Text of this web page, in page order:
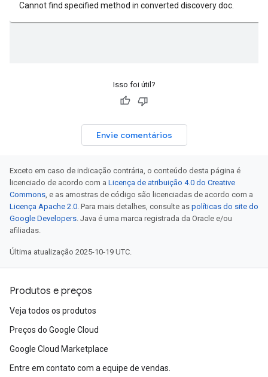
Isso foi útil?
Envie comentários
Exceto em caso de indicação contrária, o conteúdo desta página é
licenciado de acordo com a Licença de atribuição 4.0 do Creative
Commons, e as amostras de código são licenciadas de acordo com a
Licença Apache 2.0. Para mais detalhes, consulte as políticas do site do
Google Developers. Java é uma marca registrada da Oracle e/ou
afiliadas.
Última atualização 2025-10-19 UTC.
Produtos e preços
Veja todos os produtos
Preços do Google Cloud
Google Cloud Marketplace
Entre em contato com a equipe de vendas.